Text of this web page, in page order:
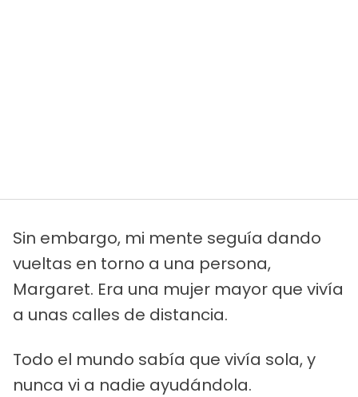
Sin embargo, mi mente seguía dando
vueltas en torno a una persona,
Margaret. Era una mujer mayor que vivía
a unas calles de distancia.
Todo el mundo sabía que vivía sola, y
nunca vi a nadie ayudándola.